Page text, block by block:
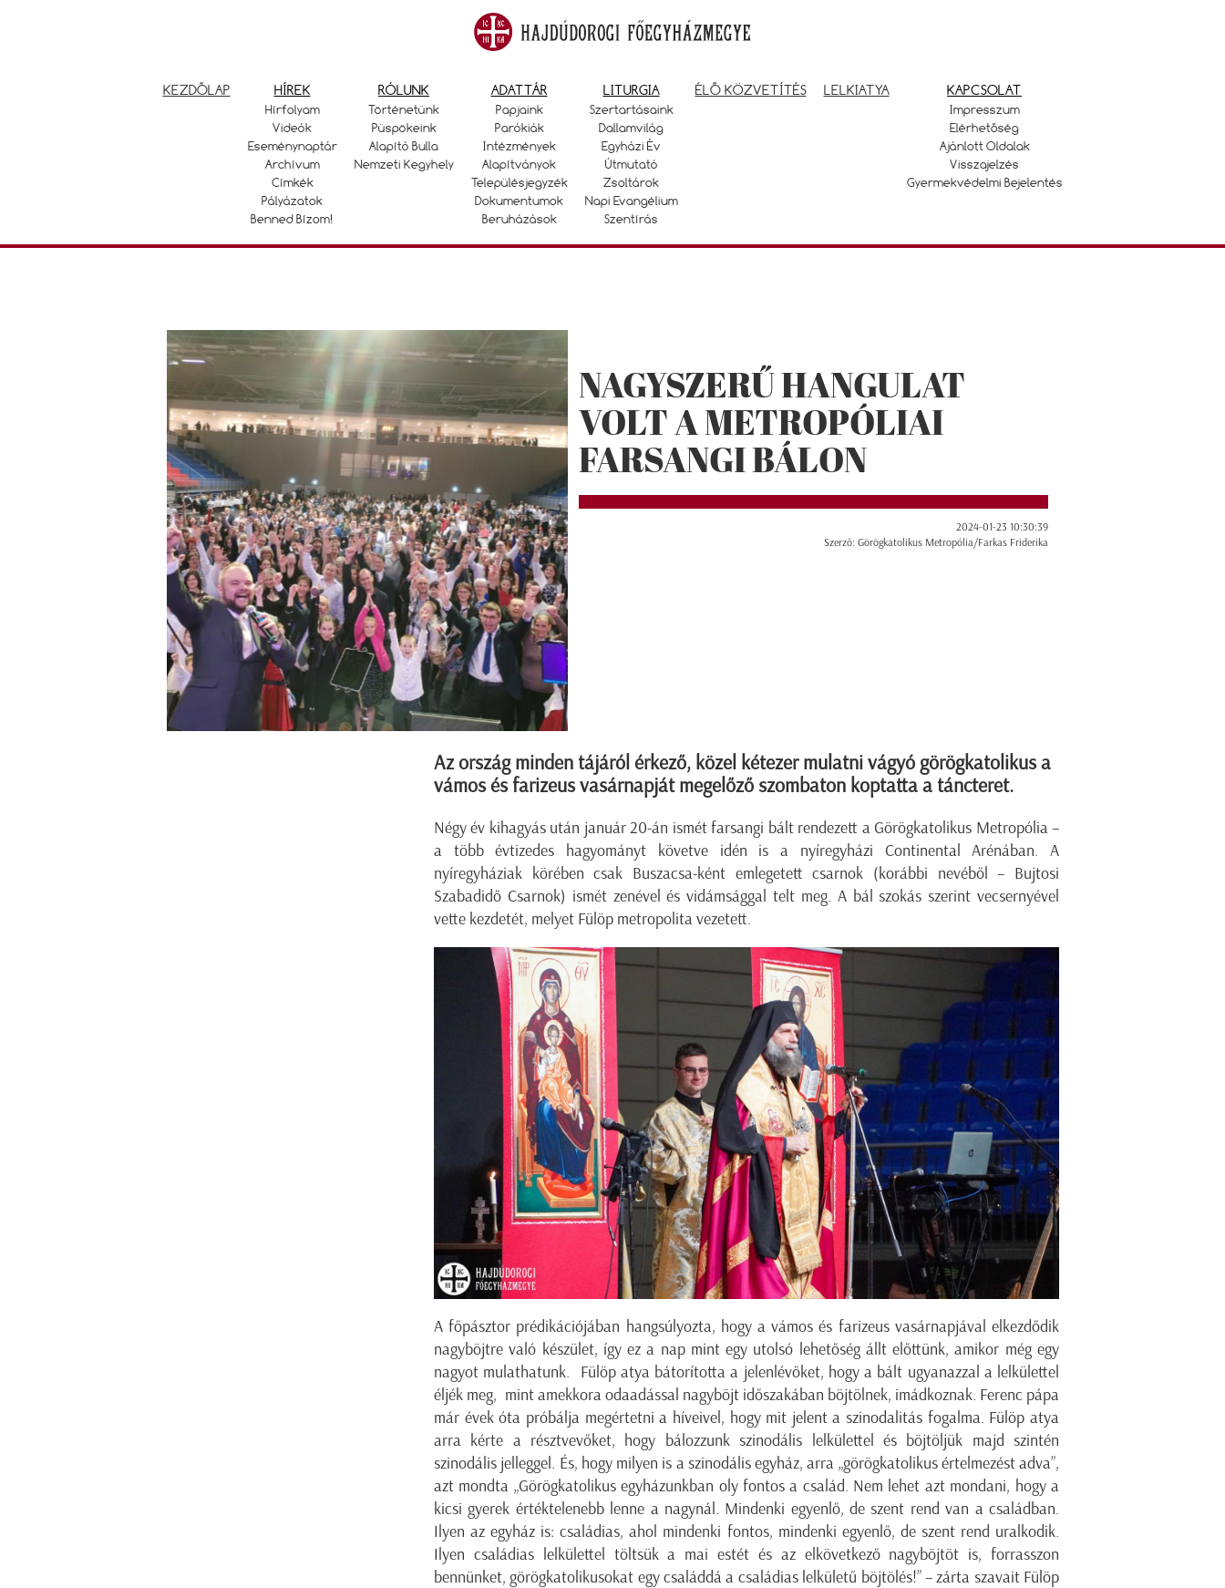
KEZDŐLAP HÍREK
Hírfolyam
Videók
Eseménynaptár
Archívum
Címkék
Pályázatok
Benned Bízom!
RÓLUNK
Történetünk
Püspökeink
Alapító Bulla
Nemzeti Kegyhely
ADATTÁR
Papjaink
Parókiák
Intézmények
Alapítványok
Településjegyzék
Dokumentumok
Beruházások
LITURGIA
Szertartásaink
Dallamvilág
Egyházi Év
Útmutató
Zsoltárok
Napi Evangélium
Szentírás
ÉLŐ KÖZVETÍTÉS LELKIATYA KAPCSOLAT
Impresszum
Elérhetőség
Ajánlott Oldalak
Visszajelzés
Gyermekvédelmi Bejelentés
NAGYSZERŰ HANGULAT
VOLT A METROPÓLIAI
FARSANGI BÁLON
2024-01-23 10:30:39
Szerző: Görögkatolikus Metropólia/Farkas Friderika
Az ország minden tájáról érkező, közel kétezer mulatni vágyó görögkatolikus a
vámos és farizeus vasárnapját megelőző szombaton koptatta a táncteret.
Négy év kihagyás után január 20-án ismét farsangi bált rendezett a Görögkatolikus Metropólia –
a több évtizedes hagyományt követve idén is a nyíregyházi Continental Arénában. A
nyíregyháziak körében csak Buszacsa-ként emlegetett csarnok (korábbi nevéből – Bujtosi
Szabadidő Csarnok) ismét zenével és vidámsággal telt meg. A bál szokás szerint vecsernyével
vette kezdetét, melyet Fülöp metropolita vezetett.
A főpásztor prédikációjában hangsúlyozta, hogy a vámos és farizeus vasárnapjával elkezdődik
nagyböjtre való készület, így ez a nap mint egy utolsó lehetőség állt előttünk, amikor még egy
nagyot mulathatunk. Fülöp atya bátorította a jelenlévőket, hogy a bált ugyanazzal a lelkülettel
éljék meg, mint amekkora odaadással nagyböjt időszakában böjtölnek, imádkoznak. Ferenc pápa
már évek óta próbálja megértetni a híveivel, hogy mit jelent a szinodalitás fogalma. Fülöp atya
arra kérte a résztvevőket, hogy bálozzunk szinodális lelkülettel és böjtöljük majd szintén
szinodális jelleggel. És, hogy milyen is a szinodális egyház, arra „görögkatolikus értelmezést adva”,
azt mondta „Görögkatolikus egyházunkban oly fontos a család. Nem lehet azt mondani, hogy a
kicsi gyerek értéktelenebb lenne a nagynál. Mindenki egyenlő, de szent rend van a családban.
Ilyen az egyház is: családias, ahol mindenki fontos, mindenki egyenlő, de szent rend uralkodik.
Ilyen családias lelkülettel töltsük a mai estét és az elkövetkező nagyböjtöt is, forrasszon
bennünket, görögkatolikusokat egy családdá a családias lelkületű böjtölés!” – zárta szavait Fülöp